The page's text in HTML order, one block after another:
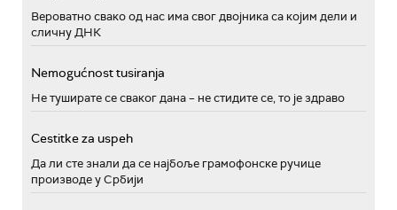
Вероватно свако од нас има свог двојника са којим дели и
сличну ДНК
Nemogućnost tusiranja
Не туширате се сваког дана – не стидите се, то је здраво
Cestitke za uspeh
Да ли сте знали да се најбоље грамофонске ручице
производе у Србији